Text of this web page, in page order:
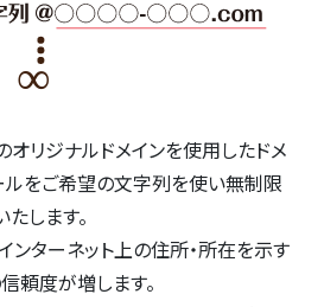
オリジナルドメインを使用したドメ
ルをご希望の文字列を使い無制限
します。
ンターネット上の住所・所在を示す
頼度が増します。